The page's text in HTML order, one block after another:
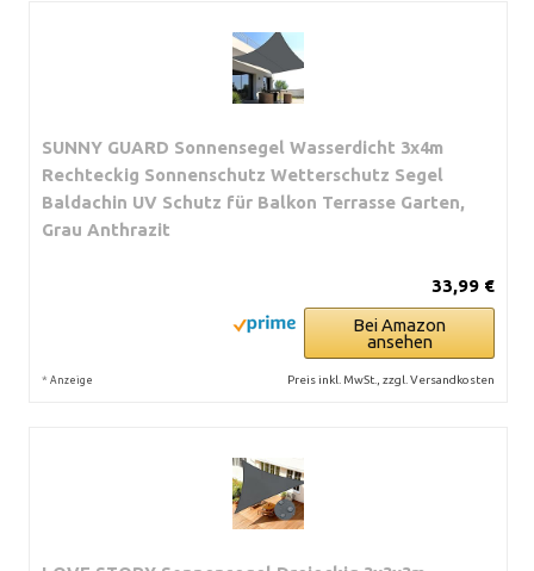
SUNNY GUARD Sonnensegel Wasserdicht 3x4m
Rechteckig Sonnenschutz Wetterschutz Segel
Baldachin UV Schutz für Balkon Terrasse Garten,
Grau Anthrazit
33,99 €
Bei Amazon
ansehen
* Anzeige Preis inkl. MwSt., zzgl. Versandkosten